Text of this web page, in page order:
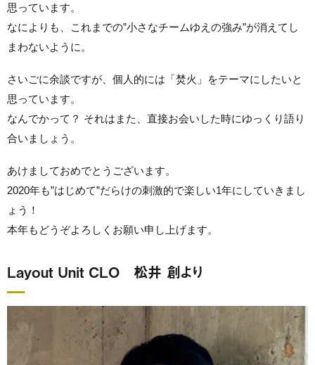
思っています。
なによりも、これまでの”小さなチームゆえの強み”が消えてし
まわないように。
さいごに余談ですが、個人的には「焚火」をテーマにしたいと
思っています。
なんでかって？ それはまた、直接お会いした時にゆっくり語り
合いましょう。
あけましておめでとうございます。
2020年も”はじめて”だらけの刺激的で楽しい1年にしていきまし
ょう！
本年もどうぞよろしくお願い申し上げます。
Layout Unit CLO 松井 創より